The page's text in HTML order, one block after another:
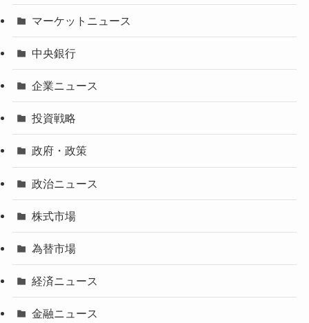
マーケットニュース
中央銀行
企業ニュース
投資戦略
政府・政策
政治ニュース
株式市場
為替市場
経済ニュース
金融ニュース